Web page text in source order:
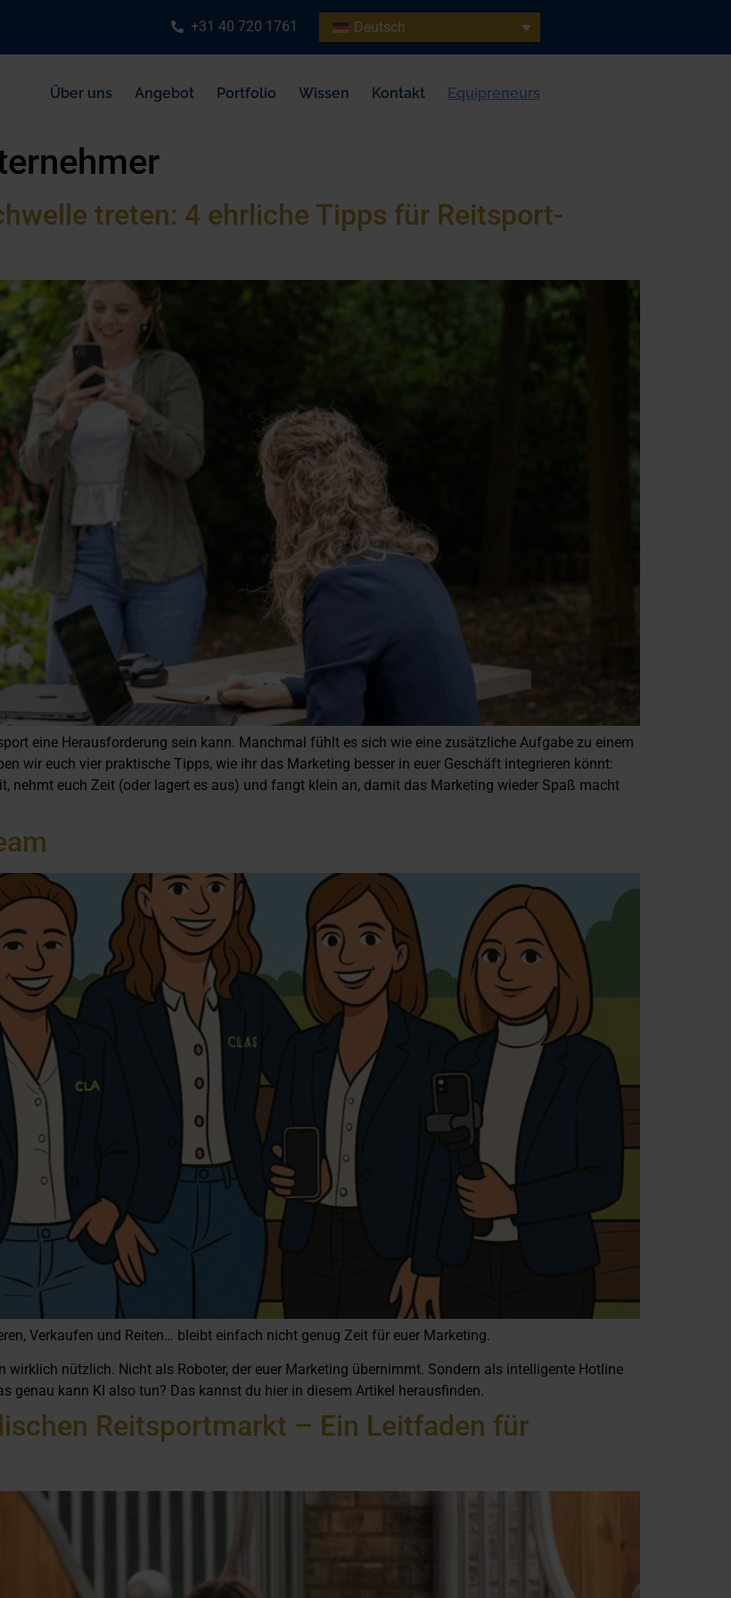
+31 40 720 1761 Deutsch
Über uns Angebot Portfolio Wissen Kontakt Equipreneurs
treten: 4 ehrliche Tipps für Reitsport-
eine Herausforderung sein kann. Manchmal fühlt es sich wie eine zusätzliche Aufgabe zu einem
wir euch vier praktische Tipps, wie ihr das Marketing besser in euer Geschäft integrieren könnt:
nehmt euch Zeit (oder lagert es aus) und fangt klein an, damit das Marketing wieder Spaß macht
Verkaufen und Reiten… bleibt einfach nicht genug Zeit für euer Marketing.
wirklich nützlich. Nicht als Roboter, der euer Marketing übernimmt. Sondern als intelligente Hotline
genau kann KI also tun? Das kannst du hier in diesem Artikel herausfinden.
Reitsportmarkt – Ein Leitfaden für